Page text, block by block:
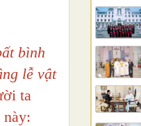
bình
lễ vật
ta